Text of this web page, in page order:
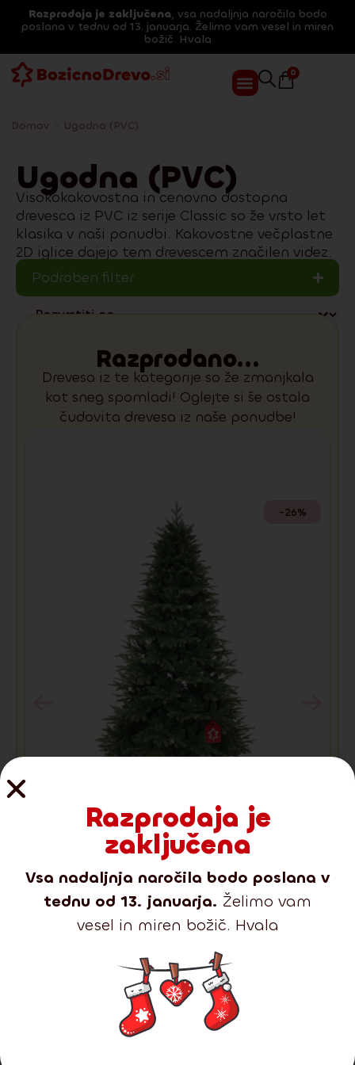
Razprodaja je zaključena, vsa nadaljnja naročila bodo
poslana v tednu od 13. januarja. Želimo vam vesel in miren
božič. Hvala
0
Domov Ugodna (PVC)
Ugodna (PVC)
Visokokakovostna in cenovno dostopna
drevesca iz PVC iz serije Classic so že vrsto let
klasika v naši ponudbi. Kakovostne večplastne
2D iglice dajejo tem drevescem značilen videz.
Podroben filter
Třídění si
Sort content
Razprodano...
Drevesa iz te kategorije so že zmanjkala
kot sneg spomladi! Oglejte si še ostala
čudovita drevesa iz naše ponudbe!
-26%
Dostava:
Himalajska smreka 210 cm
332.00€ 246.00€
Podrobnosti
Razprodaja je
zaključena
Vsa nadaljnja naročila bodo poslana v
tednu od 13. januarja. Želimo vam
vesel in miren božič. Hvala